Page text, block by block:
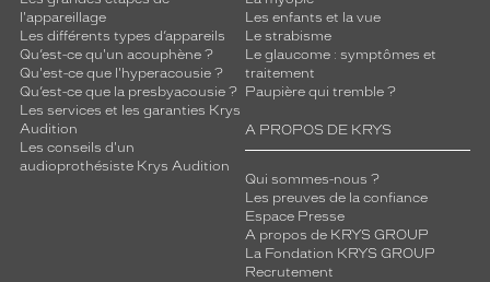
l'appareillage
Les différents types d’appareils
Qu’est-ce qu'un acouphène ?
Qu'est-ce que l'hyperacousie ?
Qu’est-ce que la presbyacousie ?
Les services et les garanties Krys
Audition
Les conseils d'un
audioprothésiste Krys Audition
Les enfants et la vue
Le strabisme
Le glaucome : symptômes et
traitement
Paupière qui tremble ?
A PROPOS DE KRYS
Qui sommes-nous ?
Les preuves de la confiance
Espace Presse
A propos de KRYS GROUP
La Fondation KRYS GROUP
Recrutement